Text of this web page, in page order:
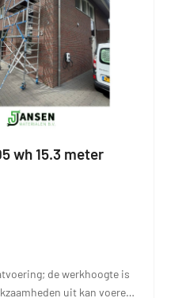
wh 15.3 meter
de werkhoogte is
uit kan voeren,